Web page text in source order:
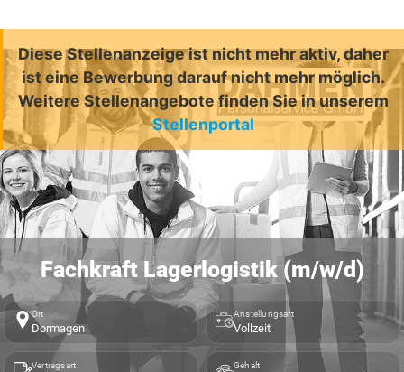
Diese Stellenanzeige ist nicht mehr aktiv, daher
ist eine Bewerbung darauf nicht mehr möglich.
Weitere Stellenangebote finden Sie in unserem
Stellenportal
Fachkraft Lagerlogistik (m/w/d)
Ort
Dormagen
Anstellungsart
Vollzeit
Vertragsart Gehalt